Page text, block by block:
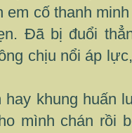
em cố thanh
Đã bị đuổi
chịu nổi áp
khung huấn
mình chán rồi